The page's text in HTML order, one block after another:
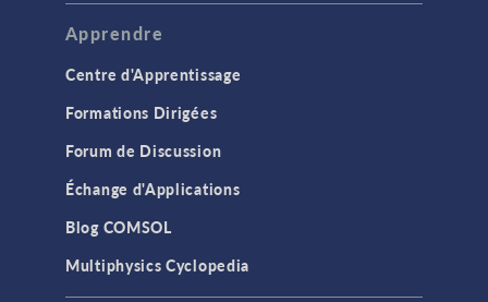
Apprendre
Centre d'Apprentissage
Formations Dirigées
Forum de Discussion
Échange d'Applications
Blog COMSOL
Multiphysics Cyclopedia